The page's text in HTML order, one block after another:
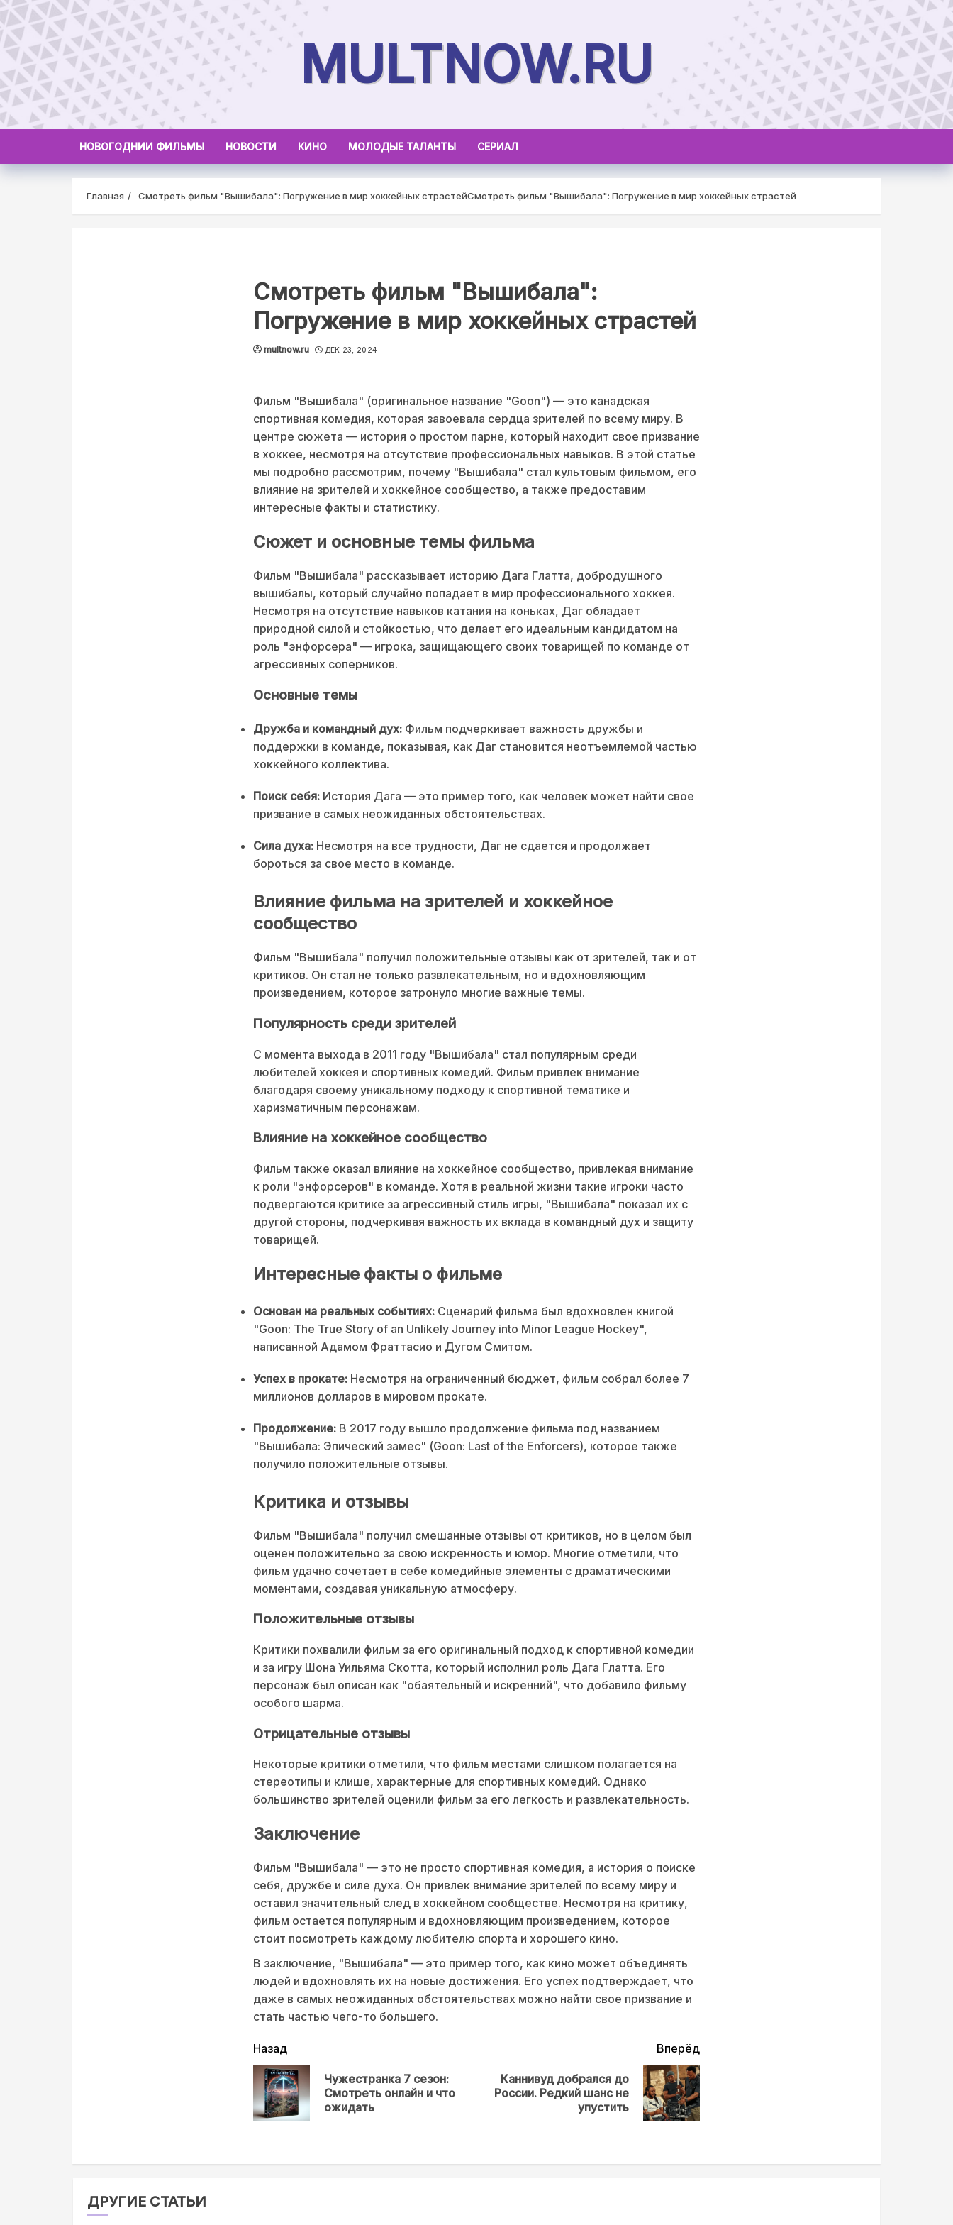
Skip
to
content
MULTNOW.RU
НОВОГОДНИИ ФИЛЬМЫ НОВОСТИ КИНО МОЛОДЫЕ ТАЛАНТЫ СЕРИАЛ
Главная Смотреть фильм "Вышибала": Погружение в мир хоккейных страстейСмотреть фильм "Вышибала": Погружение в мир хоккейных страстей
Смотреть фильм "Вышибала":
Погружение в мир хоккейных страстей
multnow.ru ДЕК 23, 2024
Фильм "Вышибала" (оригинальное название "Goon") — это канадская
спортивная комедия, которая завоевала сердца зрителей по всему миру. В
центре сюжета — история о простом парне, который находит свое призвание
в хоккее, несмотря на отсутствие профессиональных навыков. В этой статье
мы подробно рассмотрим, почему "Вышибала" стал культовым фильмом, его
влияние на зрителей и хоккейное сообщество, а также предоставим
интересные факты и статистику.
Сюжет и основные темы фильма
Фильм "Вышибала" рассказывает историю Дага Глатта, добродушного
вышибалы, который случайно попадает в мир профессионального хоккея.
Несмотря на отсутствие навыков катания на коньках, Даг обладает
природной силой и стойкостью, что делает его идеальным кандидатом на
роль "энфорсера" — игрока, защищающего своих товарищей по команде от
агрессивных соперников.
Основные темы
Дружба и командный дух: Фильм подчеркивает важность дружбы и
поддержки в команде, показывая, как Даг становится неотъемлемой частью
хоккейного коллектива.
Поиск себя: История Дага — это пример того, как человек может найти свое
призвание в самых неожиданных обстоятельствах.
Сила духа: Несмотря на все трудности, Даг не сдается и продолжает
бороться за свое место в команде.
Влияние фильма на зрителей и хоккейное
сообщество
Фильм "Вышибала" получил положительные отзывы как от зрителей, так и от
критиков. Он стал не только развлекательным, но и вдохновляющим
произведением, которое затронуло многие важные темы.
Популярность среди зрителей
С момента выхода в 2011 году "Вышибала" стал популярным среди
любителей хоккея и спортивных комедий. Фильм привлек внимание
благодаря своему уникальному подходу к спортивной тематике и
харизматичным персонажам.
Влияние на хоккейное сообщество
Фильм также оказал влияние на хоккейное сообщество, привлекая внимание
к роли "энфорсеров" в команде. Хотя в реальной жизни такие игроки часто
подвергаются критике за агрессивный стиль игры, "Вышибала" показал их с
другой стороны, подчеркивая важность их вклада в командный дух и защиту
товарищей.
Интересные факты о фильме
Основан на реальных событиях: Сценарий фильма был вдохновлен книгой
"Goon: The True Story of an Unlikely Journey into Minor League Hockey",
написанной Адамом Фраттасио и Дугом Смитом.
Успех в прокате: Несмотря на ограниченный бюджет, фильм собрал более 7
миллионов долларов в мировом прокате.
Продолжение: В 2017 году вышло продолжение фильма под названием
"Вышибала: Эпический замес" (Goon: Last of the Enforcers), которое также
получило положительные отзывы.
Критика и отзывы
Фильм "Вышибала" получил смешанные отзывы от критиков, но в целом был
оценен положительно за свою искренность и юмор. Многие отметили, что
фильм удачно сочетает в себе комедийные элементы с драматическими
моментами, создавая уникальную атмосферу.
Положительные отзывы
Критики похвалили фильм за его оригинальный подход к спортивной комедии
и за игру Шона Уильяма Скотта, который исполнил роль Дага Глатта. Его
персонаж был описан как "обаятельный и искренний", что добавило фильму
особого шарма.
Отрицательные отзывы
Некоторые критики отметили, что фильм местами слишком полагается на
стереотипы и клише, характерные для спортивных комедий. Однако
большинство зрителей оценили фильм за его легкость и развлекательность.
Заключение
Фильм "Вышибала" — это не просто спортивная комедия, а история о поиске
себя, дружбе и силе духа. Он привлек внимание зрителей по всему миру и
оставил значительный след в хоккейном сообществе. Несмотря на критику,
фильм остается популярным и вдохновляющим произведением, которое
стоит посмотреть каждому любителю спорта и хорошего кино.
В заключение, "Вышибала" — это пример того, как кино может объединять
людей и вдохновлять их на новые достижения. Его успех подтверждает, что
даже в самых неожиданных обстоятельствах можно найти свое призвание и
стать частью чего-то большего.
читать
еще
Назад
Предыдущая
Чужестранка 7 сезон:
Смотреть онлайн и что
ожидать
Вперёд
Next
Каннивуд добрался до
России. Редкий шанс не
упустить
ДРУГИЕ СТАТЬИ